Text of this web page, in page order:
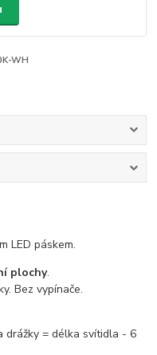
WH
LED páskem.
plochy.
Bez vypínače.
drážky = délka svítidla - 6